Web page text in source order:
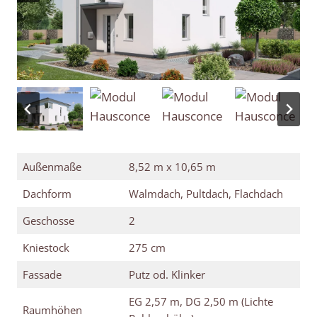
Außenmaße
8,52 m x 10,65 m
Dachform
Walmdach, Pultdach, Flachdach
Geschosse
2
Kniestock
275 cm
Fassade
Putz od. Klinker
Raumhöhen
EG 2,57 m, DG 2,50 m (Lichte